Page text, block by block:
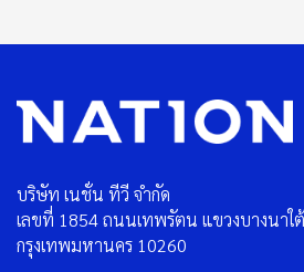
บริษัท เนชั่น ทีวี จำกัด
เลขที่ 1854 ถนนเทพรัตน แขวงบางนาใ
กรุงเทพมหานคร 10260